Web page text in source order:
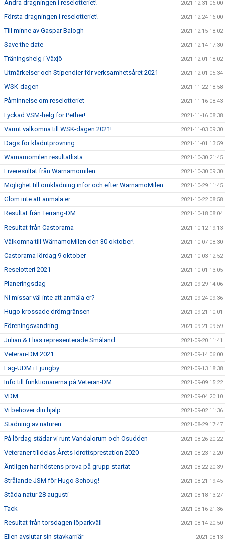
Andra dragningen i reselotteriet! 2021-12-31 06:00
Första dragningen i reselotteriet! 2021-12-24 16:00
Till minne av Gaspar Balogh 2021-12-15 18:02
Save the date 2021-12-14 17:30
Träningshelg i Växjö 2021-12-01 18:02
Utmärkelser och Stipendier för verksamhetsåret 2021 2021-12-01 05:34
WSK-dagen 2021-11-22 18:58
Påminnelse om reselotteriet 2021-11-16 08:43
Lyckad VSM-helg för Pether! 2021-11-16 08:38
Varmt välkomna till WSK-dagen 2021! 2021-11-03 09:30
Dags för klädutprovning 2021-11-01 13:59
Wärnamomilen resultatlista 2021-10-30 21:45
Liveresultat från Wärnamomilen 2021-10-30 09:30
Möjlighet till omklädning inför och efter WärnamoMilen 2021-10-29 11:45
Glöm inte att anmäla er 2021-10-22 08:58
Resultat från Terräng-DM 2021-10-18 08:04
Resultat från Castorama 2021-10-12 19:13
Välkomna till WärnamoMilen den 30 oktober! 2021-10-07 08:30
Castorama lördag 9 oktober 2021-10-03 12:52
Reselotteri 2021 2021-10-01 13:05
Planeringsdag 2021-09-29 14:06
Ni missar väl inte att anmäla er? 2021-09-24 09:36
Hugo krossade drömgränsen 2021-09-21 10:01
Föreningsvandring 2021-09-21 09:59
Julian & Elias representerade Småland 2021-09-20 11:41
Veteran-DM 2021 2021-09-14 06:00
Lag-UDM i Ljungby 2021-09-13 18:38
Info till funktionärerna på Veteran-DM 2021-09-09 15:22
VDM 2021-09-04 20:10
Vi behöver din hjälp 2021-09-02 11:36
Städning av naturen 2021-08-29 17:47
På lördag städar vi runt Vandalorum och Osudden 2021-08-26 20:22
Veteraner tilldelas Årets Idrottsprestation 2020 2021-08-23 12:20
Äntligen har höstens prova på grupp startat 2021-08-22 20:39
Strålande JSM för Hugo Schoug! 2021-08-21 19:45
Städa natur 28 augusti 2021-08-18 13:27
Tack 2021-08-16 21:36
Resultat från torsdagen löparkväll 2021-08-14 20:50
Ellen avslutar sin stavkarriär 2021-08-13